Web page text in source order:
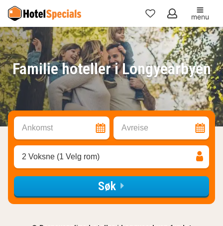
Mine
favoritter
menu
Familie hoteller i Longyearbyen
Ankomst Avreise
2 Voksne (1 Velg rom)
Søk